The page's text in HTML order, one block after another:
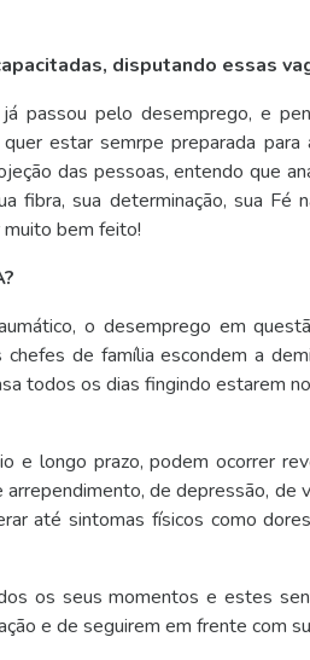
disputando essas
passou pelo desemprego, e
estar semrpe preparada para
das pessoas, entendo que
fibra, sua determinação, sua Fé
bem feito!
o desemprego em
chefes de família escondem a
todos os dias fingindo estarem
e longo prazo, podem ocorrer
de depressão, de
até sintomas físicos como
os seus momentos e estes
e de seguirem em frente com